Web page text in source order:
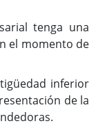
tenga una
el momento de
inferior
de la